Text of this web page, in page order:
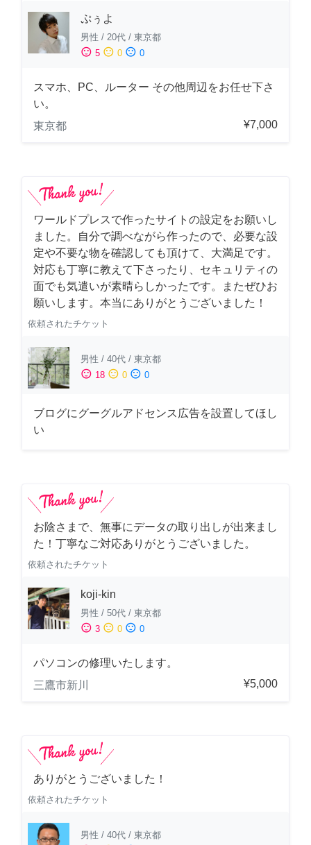
ぷぅよ
男性 / 20代 / 東京都
sentiment_satisfied 5 sentiment_neutral 0 sentiment_dissatisfied 0
スマホ、PC、ルーター その他周辺をお任せ下さ
い。
東京都
¥7,000
ワールドプレスで作ったサイトの設定をお願いし
ました。自分で調べながら作ったので、必要な設
定や不要な物を確認しても頂けて、大満足です。
対応も丁寧に教えて下さったり、セキュリティの
面でも気遣いが素晴らしかったです。またぜひお
願いします。本当にありがとうございました！
依頼されたチケット
男性 / 40代 / 東京都
sentiment_satisfied 18 sentiment_neutral 0 sentiment_dissatisfied 0
ブログにグーグルアドセンス広告を設置してほし
い
お陰さまで、無事にデータの取り出しが出来まし
た！丁寧なご対応ありがとうございました。
依頼されたチケット
koji-kin
男性 / 50代 / 東京都
sentiment_satisfied 3 sentiment_neutral 0 sentiment_dissatisfied 0
パソコンの修理いたします。
三鷹市新川
¥5,000
ありがとうございました！
依頼されたチケット
男性 / 40代 / 東京都